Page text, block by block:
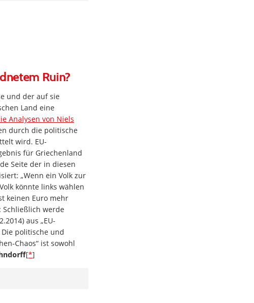
Ruin?
und der auf sie
Land eine
Analysen von Niels
durch die politische
wird. EU-
für Griechenland
Seite der in diesen
„Wenn ein Volk zur
könnte links wählen
keinen Euro mehr
Schließlich werde
aus „EU-
politische und
Chaos“ ist sowohl
[*]